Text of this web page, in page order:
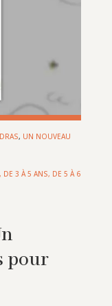
, UN NOUVEAU
, DE 3 À 5 ANS, DE 5 À 6
pour